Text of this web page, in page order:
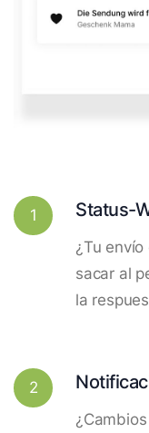
1 Status-
¿Tu
sacar al
la
2